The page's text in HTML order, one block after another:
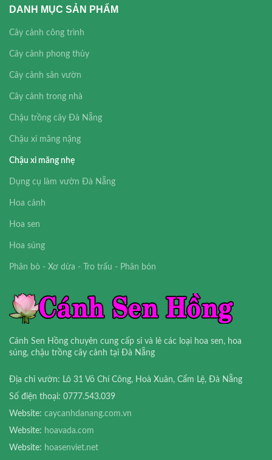
DANH MỤC SẢN PHẨM
Cây cảnh công trình
Cây cảnh phong thủy
Cây cảnh sân vườn
Cây cảnh trong nhà
Chậu trồng cây Đà Nẵng
Chậu xi măng nặng
Chậu xi măng nhẹ
Dụng cụ làm vườn Đà Nẵng
Hoa cảnh
Hoa sen
Hoa súng
Phân bò - Xơ dừa - Tro trấu - Phân bón
Cánh Sen Hồng chuyên cung cấp sỉ và lẻ các loại hoa sen, hoa
súng, chậu trồng cây cảnh tại Đà Nẵng
Địa chỉ vườn: Lô 31 Võ Chí Công, Hoà Xuân, Cẩm Lệ, Đà Nẵng
Số điện thoại: 0777.543.039
Website: caycanhdanang.com.vn
Website: hoavada.com
Website: hoasenviet.net